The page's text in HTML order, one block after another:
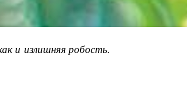
и излишняя робость.